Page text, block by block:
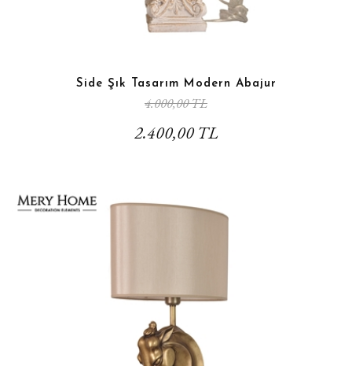
Side Şık Tasarım Modern Abajur
4.000,00 TL
2.400,00 TL